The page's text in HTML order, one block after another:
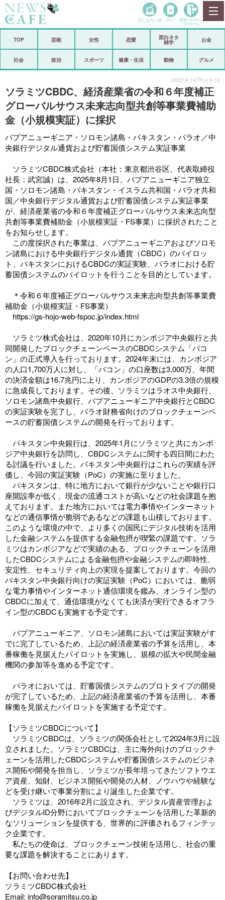
政治
芸能 スポーツ
恋愛
コメントポスト アリ／ナシ
登録・ログイン/マイルーム
当たる占い師 占い 登録• ログイン
マイルーム
TOP 芸能 女性 恋愛
面白ネタ
雑学
お金
社会 政治 スポーツ 健康・生活 動物 グルメ
ソラミツCBDC、経済産業省の令和６年度補正
グローバルサウス未来志向型共創等事業費補助
金（小規模実証）に採択
2025.8.14(Thu) 2:10
パプアニューギニア・ソロモン諸島・パキスタン・パラオ／中
央銀行デジタル通貨および貯蓄国債システム実証事業
ソラミツCBDC株式会社（本社：東京都渋谷区、代表取締役
社長：武宮誠）は、2025年8月1日、パプアニューギニア独立
国・ソロモン諸島・パキスタン・イスラム共和国・パラオ共和
国／中央銀行デジタル通貨および貯蓄国債システム実証事業
が、経済産業省の令和６年度補正グローバルサウス未来志向型
共創等事業費補助金（小規模実証・FS事業）に採択されたこと
をお知らせします。
この度採択された事業は、パプアニューギニアおよびソロモ
ン諸島における中央銀行デジタル通貨（CBDC）のパイロッ
ト、パキスタンにおけるCBDCの実証実験、パラオにおける貯
蓄国債システムのパイロットを行うことを目的としています。
＊令和６年度補正グローバルサウス未来志向型共創等事業費
補助金（小規模実証・FS事業）
https://gs-hojo-web-fspoc.jp/index.html
ソラミツ株式会社は、2020年10月にカンボジア中央銀行と共
同開発したブロックチェーンベースのCBDCシステム「バコ
ン」の正式導入を行っております。2024年末には、カンボジア
の人口1,700万人に対し、「バコン」の口座数は3,000万、年間
の決済金額は16.7兆円に上り、カンボジアのGDPの3.3倍の規模
に急成長しております。その後、ソラミツはラオス中央銀行、
ソロモン諸島中央銀行、パプアニューギニア中央銀行とCBDC
の実証実験を完了し、パラオ財務省向けのブロックチェーンベ
ースの貯蓄国債システムの開発を行っております。
パキスタン中央銀行は、2025年1月にソラミツと共にカンボ
ジア中央銀行を訪問し、CBDCシステムに関する四日間にわた
る討議を行いました。パキスタン中央銀行はこれらの実績を評
価し、今回の実証実験（PoC）の実施に至りました。
パキスタンは、特に地方において銀行が少ないことや銀行口
座開設率が低く、現金の流通コストが高いなどの社会課題を抱
えております。また地方においては電力事情やインターネット
などの通信事情が脆弱であるなどの課題も山積しております。
このような環境の中で、より多くの国民にデジタル技術を活用
した金融システムを提供する金融包摂が喫緊の課題です。ソラ
ミツはカンボジアなどで実績のある、ブロックチェーンを活用
したCBDCシステムによる金融包摂や金融システムの即時性、
安定性、セキュリティ向上の実現を提案しております。今回の
パキスタン中央銀行向けの実証実験（PoC）においては、脆弱
な電力事情やインターネット通信環境を鑑み、オンライン型の
CBDCに加えて、通信環境がなくても決済が実行できるオフラ
イン型のCBDCも実施する予定です。
パプアニューギニア、ソロモン諸島においては実証実験がす
でに完了しているため、上記の経済産業省の予算を活用し、本
番稼働を見据えたパイロットを実施し、規模の拡大や民間金融
機関の参加等を進める予定です。
パラオにおいては、貯蓄国債システムのプロトタイプの開発
が完了しているため、上記の経済産業省の予算を活用し、本番
稼働を見据えたパイロットを実施する予定です。
【ソラミツCBDCについて】
ソラミツCBDCは、ソラミツの関係会社として2024年3月に設
立されました。ソラミツCBDCは、主に海外向けのブロックチ
ェーンを活用したCBDCシステムや貯蓄国債システムのビジネ
ス開拓や開発を担当し、ソラミツが長年培ってきたソフトウエ
ア資産、知財、ビジネス開拓や開発の人材、ノウハウや経験な
どを受け継いで事業分割により誕生した企業です。
ソラミツは、2016年2月に設立され、デジタル資産管理およ
びデジタルID分野においてブロックチェーンを活用した革新的
なソリューションを提供する、世界的に評価されるフィンテッ
ク企業です。
私たちの使命は、ブロックチェーン技術を活用し、社会の重
要な課題を解決することにあります。
【お問い合わせ先】
ソラミツCBDC株式会社
Email: info@soramitsu.co.jp